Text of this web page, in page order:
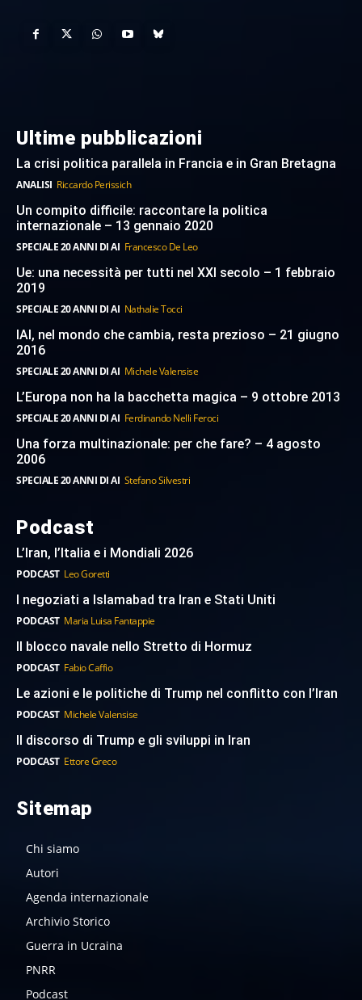
Ultime pubblicazioni
La crisi politica parallela in Francia e in Gran Bretagna
ANALISI Riccardo Perissich
Un compito difficile: raccontare la politica
internazionale – 13 gennaio 2020
SPECIALE 20 ANNI DI AI Francesco De Leo
Ue: una necessità per tutti nel XXI secolo – 1 febbraio
2019
SPECIALE 20 ANNI DI AI Nathalie Tocci
IAI, nel mondo che cambia, resta prezioso – 21 giugno
2016
SPECIALE 20 ANNI DI AI Michele Valensise
L’Europa non ha la bacchetta magica – 9 ottobre 2013
SPECIALE 20 ANNI DI AI Ferdinando Nelli Feroci
Una forza multinazionale: per che fare? – 4 agosto
2006
SPECIALE 20 ANNI DI AI Stefano Silvestri
Podcast
L’Iran, l’Italia e i Mondiali 2026
PODCAST Leo Goretti
I negoziati a Islamabad tra Iran e Stati Uniti
PODCAST Maria Luisa Fantappie
Il blocco navale nello Stretto di Hormuz
PODCAST Fabio Caffio
Le azioni e le politiche di Trump nel conflitto con l’Iran
PODCAST Michele Valensise
Il discorso di Trump e gli sviluppi in Iran
PODCAST Ettore Greco
Sitemap
Chi siamo
Autori
Agenda internazionale
Archivio Storico
Guerra in Ucraina
PNRR
Podcast